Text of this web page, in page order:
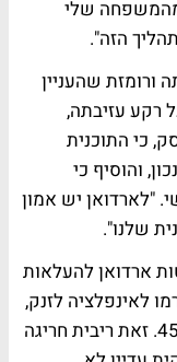
מהמשפחה שלי
הזה".
ורומזת שהעניין
רקע עזיבתה,
כי התוכנית
והוסיף כי
"לארדואן יש אמון
שלנו".
ארדואן להעלאות
לאינפלציה לזנק,
העלתה ארקאן את הריבית מ-8.5% ל-45%. זאת ריבית חריגה